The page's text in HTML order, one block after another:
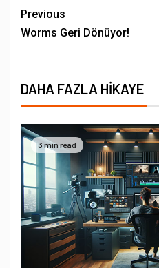
Previous
Worms Geri Dönüyor!
DAHA FAZLA HIKAYE
3 min read